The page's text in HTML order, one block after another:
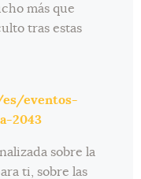
más que
tras estas
eventos-
2043
sobre la
ti, sobre las